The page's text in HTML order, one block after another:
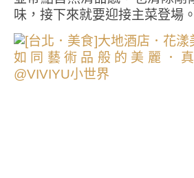
味，接下來就要迎接主菜登場。